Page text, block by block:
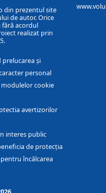
din prezentul site
de autor. Orice
fără acordul
realizat prin
și
personal
modulelor cookie
avertizorilor
interes public
de protecția
încălcarea